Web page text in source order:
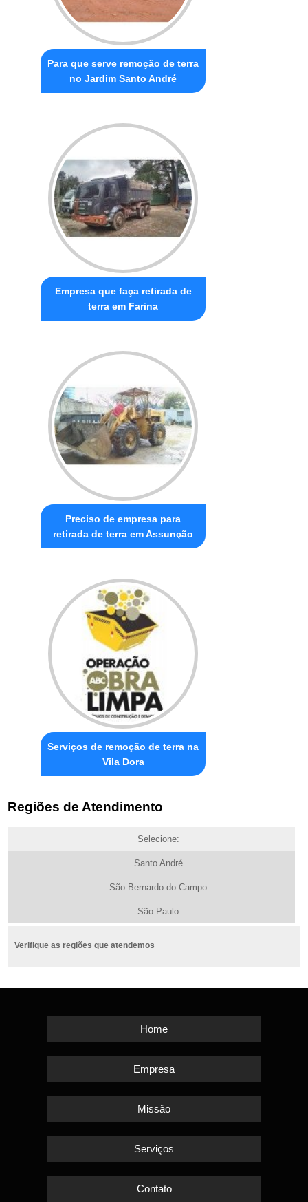
Para que serve remoção de terra
no Jardim Santo André
Empresa que faça retirada de
terra em Farina
Preciso de empresa para
retirada de terra em Assunção
Serviços de remoção de terra na
Vila Dora
Regiões de Atendimento
Selecione:
Santo André
São Bernardo do Campo
São Paulo
Verifique as regiões que atendemos
Home
Empresa
Missão
Serviços
Contato